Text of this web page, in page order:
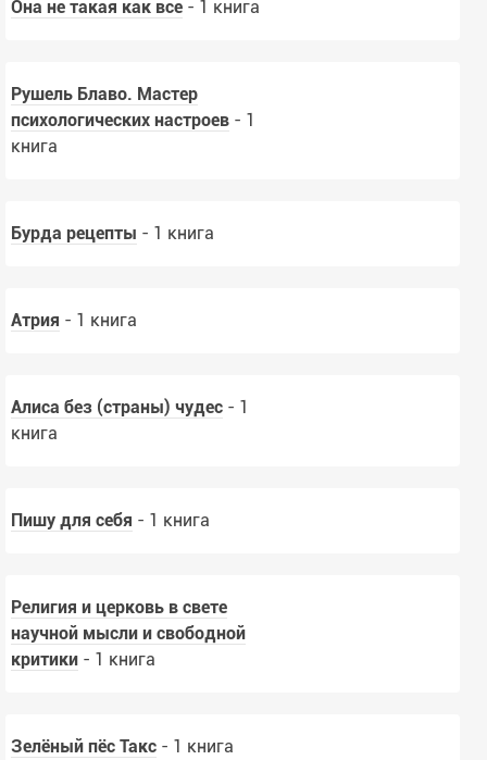
Она не такая как все - 1 книга
Рушель Блаво. Мастер
психологических настроев - 1
книга
Бурда рецепты - 1 книга
Атрия - 1 книга
Алиса без (страны) чудес - 1
книга
Пишу для себя - 1 книга
Религия и церковь в свете
научной мысли и свободной
критики - 1 книга
Зелёный пёс Такс - 1 книга